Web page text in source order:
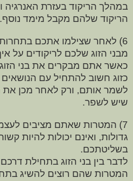
במהלך הריקוד בעזרת
הריקוד שלהם מקבל מימד נוסף.
6) לאחר שצילמו אתכם
מבני הזוג שלכם לריקודים על
כאשר אתם מבקרים את בני
כזוג חשוב להתחיל עם הנושאים
לשמר אותם, ורק לאחר מכן את
שיש לשפר.
7) המטרות שאתם מציבים
גדולות, ואינם יכולות להיות
בשליטתכם.
לדבר בין בני הזוג בתחילת
המטרות שהם רוצים להשיג